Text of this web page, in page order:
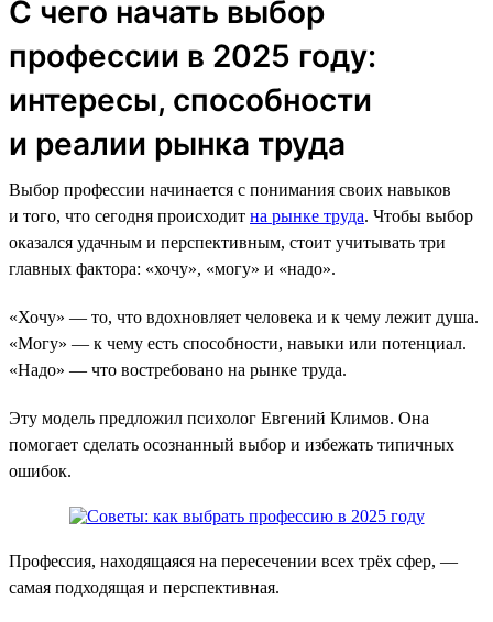
С чего начать выбор
профессии в 2025 году:
интересы, способности
и реалии рынка труда
Выбор профессии начинается с понимания своих навыков
и того, что сегодня происходит на рынке труда. Чтобы выбор
оказался удачным и перспективным, стоит учитывать три
главных фактора: «хочу», «могу» и «надо».
«Хочу» — то, что вдохновляет человека и к чему лежит душа.
«Могу» — к чему есть способности, навыки или потенциал.
«Надо» — что востребовано на рынке труда.
Эту модель предложил психолог Евгений Климов. Она
помогает сделать осознанный выбор и избежать типичных
ошибок.
Профессия, находящаяся на пересечении всех трёх сфер, —
самая подходящая и перспективная.